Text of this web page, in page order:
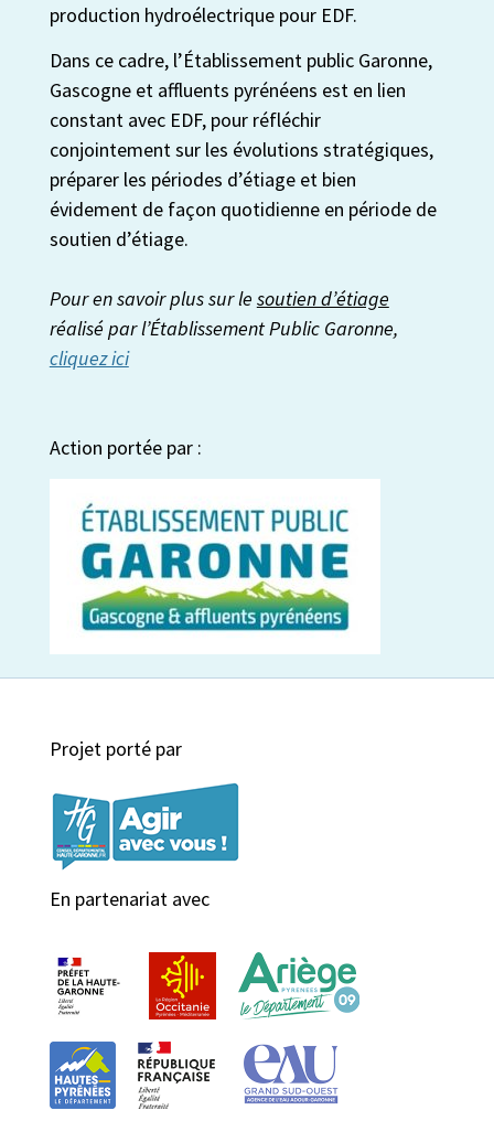
production hydroélectrique pour EDF.
Dans ce cadre, l’Établissement public Garonne,
Gascogne et affluents pyrénéens est en lien
constant avec EDF, pour réfléchir
conjointement sur les évolutions stratégiques,
préparer les périodes d’étiage et bien
évidement de façon quotidienne en période de
soutien d’étiage.
Pour en savoir plus sur le soutien d’étiage
réalisé par l’Établissement Public Garonne,
cliquez ici
Action portée par :
Projet porté par
En partenariat avec